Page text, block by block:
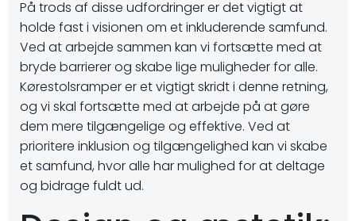
På trods af disse udfordringer er det vigtigt at
holde fast i visionen om et inkluderende samfund.
Ved at arbejde sammen kan vi fortsætte med at
bryde barrierer og skabe lige muligheder for alle.
Kørestolsramper er et vigtigt skridt i denne retning,
og vi skal fortsætte med at arbejde på at gøre
dem mere tilgængelige og effektive. Ved at
prioritere inklusion og tilgængelighed kan vi skabe
et samfund, hvor alle har mulighed for at deltage
og bidrage fuldt ud.